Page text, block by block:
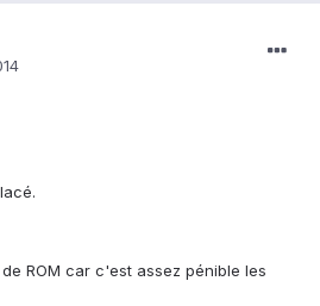
ROM car c'est assez pénible les